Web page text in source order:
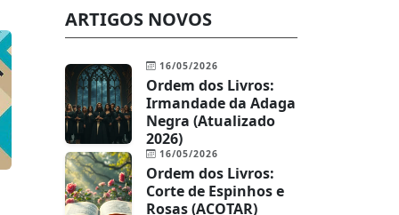
ARTIGOS NOVOS
16/05/2026
Ordem dos Livros:
Irmandade da Adaga
Negra (Atualizado
2026)
16/05/2026
Ordem dos Livros:
Corte de Espinhos e
Rosas (ACOTAR)